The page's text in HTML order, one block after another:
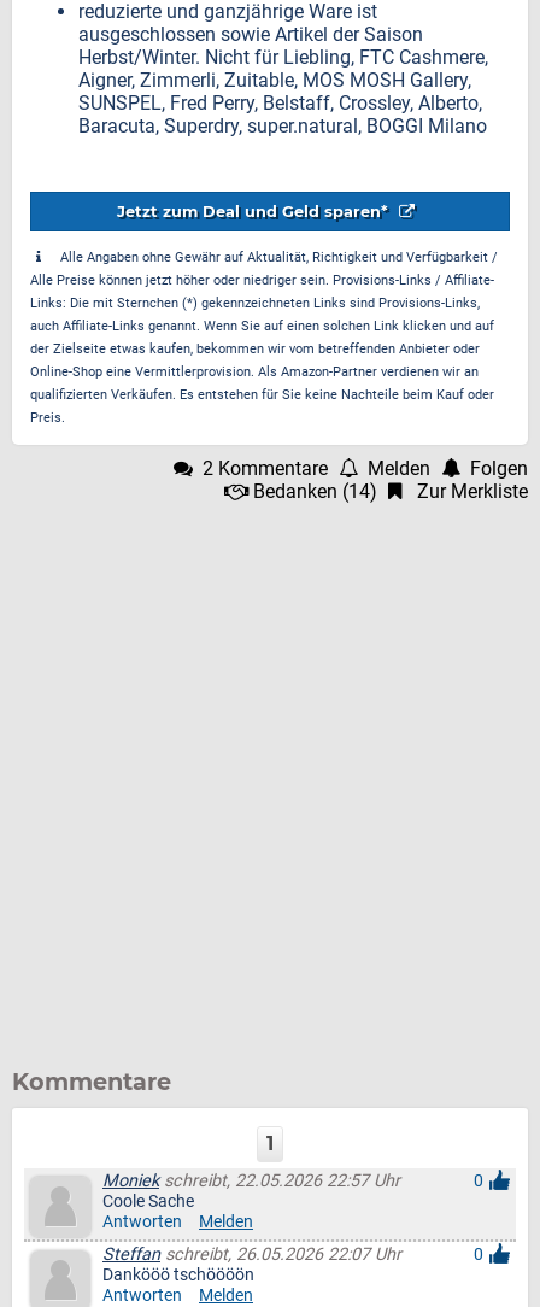
reduzierte und ganzjährige Ware ist
ausgeschlossen sowie Artikel der Saison
Herbst/Winter. Nicht für Liebling, FTC Cashmere,
Aigner, Zimmerli, Zuitable, MOS MOSH Gallery,
SUNSPEL, Fred Perry, Belstaff, Crossley, Alberto,
Baracuta, Superdry, super.natural, BOGGI Milano
Jetzt zum Deal und Geld sparen*
Alle Angaben ohne Gewähr auf Aktualität, Richtigkeit und Verfügbarkeit /
Alle Preise können jetzt höher oder niedriger sein. Provisions-Links / Affiliate-
Links: Die mit Sternchen (*) gekennzeichneten Links sind Provisions-Links,
auch Affiliate-Links genannt. Wenn Sie auf einen solchen Link klicken und auf
der Zielseite etwas kaufen, bekommen wir vom betreffenden Anbieter oder
Online-Shop eine Vermittlerprovision. Als Amazon-Partner verdienen wir an
qualifizierten Verkäufen. Es entstehen für Sie keine Nachteile beim Kauf oder
Preis.
2 Kommentare Melden
Folgen
Bedanken (14) Zur Merkliste
Kommentare
1
Moniekschreibt, 22.05.2026 22:57 Uhr
0
Coole Sache
Antworten
Melden
Steffanschreibt, 26.05.2026 22:07 Uhr
0
Dankööö tschöööön
Antworten
Melden